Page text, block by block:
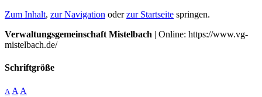
Zum Inhalt, zur Navigation oderzur Startseite springen.
Verwaltungsgemeinschaft Mistelbach | Online: https://www.vg-
mistelbach.de/
Schriftgröße
A A A